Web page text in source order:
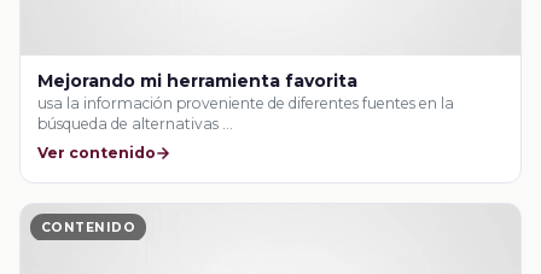
Mejorando mi herramienta favorita
usa la información proveniente de diferentes fuentes en la
búsqueda de alternativas …
Ver contenido
CONTENIDO